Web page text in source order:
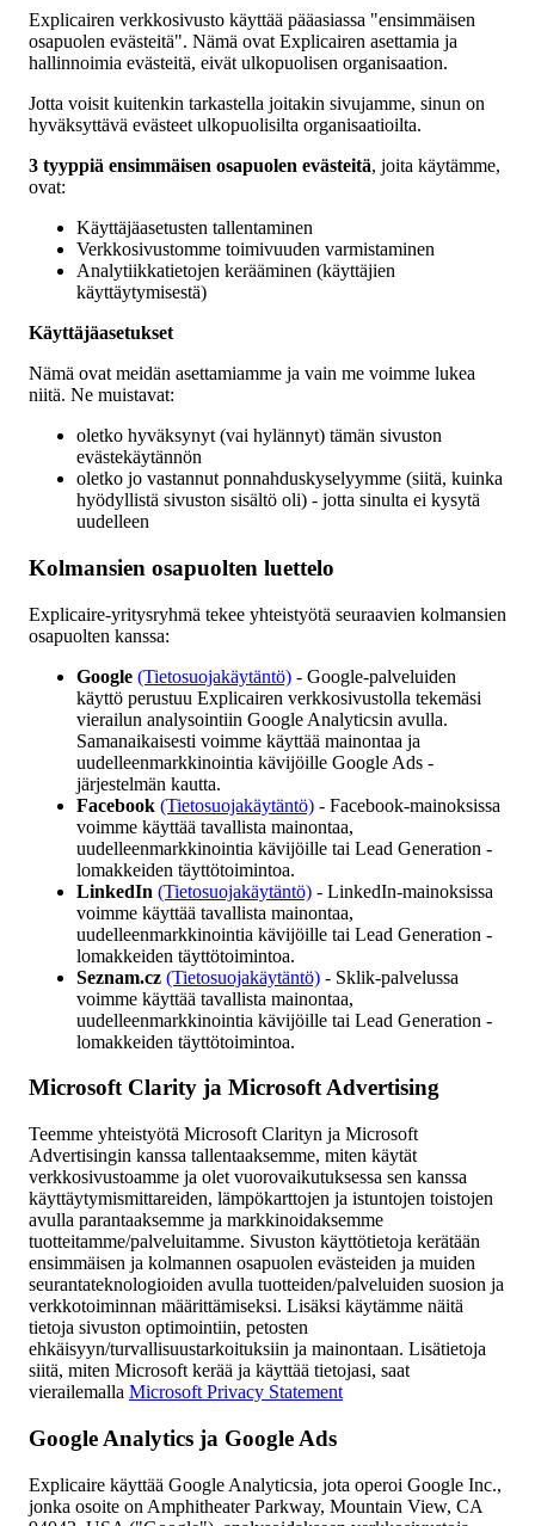
Explicairen verkkosivusto käyttää pääasiassa "ensimmäisen
osapuolen evästeitä". Nämä ovat Explicairen asettamia ja
hallinnoimia evästeitä, eivät ulkopuolisen organisaation.
Jotta voisit kuitenkin tarkastella joitakin sivujamme, sinun on
hyväksyttävä evästeet ulkopuolisilta organisaatioilta.
3 tyyppiä ensimmäisen osapuolen evästeitä, joita käytämme,
ovat:
Käyttäjäasetusten tallentaminen
Verkkosivustomme toimivuuden varmistaminen
Analytiikkatietojen kerääminen (käyttäjien
käyttäytymisestä)
Käyttäjäasetukset
Nämä ovat meidän asettamiamme ja vain me voimme lukea
niitä. Ne muistavat:
oletko hyväksynyt (vai hylännyt) tämän sivuston
evästekäytännön
oletko jo vastannut ponnahduskyselyymme (siitä, kuinka
hyödyllistä sivuston sisältö oli) - jotta sinulta ei kysytä
uudelleen
Kolmansien osapuolten luettelo
Explicaire-yritysryhmä tekee yhteistyötä seuraavien kolmansien
osapuolten kanssa:
Google (Tietosuojakäytäntö) - Google-palveluiden
käyttö perustuu Explicairen verkkosivustolla tekemäsi
vierailun analysointiin Google Analyticsin avulla.
Samanaikaisesti voimme käyttää mainontaa ja
uudelleenmarkkinointia kävijöille Google Ads -
järjestelmän kautta.
Facebook (Tietosuojakäytäntö) - Facebook-mainoksissa
voimme käyttää tavallista mainontaa,
uudelleenmarkkinointia kävijöille tai Lead Generation -
lomakkeiden täyttötoimintoa.
LinkedIn (Tietosuojakäytäntö) - LinkedIn-mainoksissa
voimme käyttää tavallista mainontaa,
uudelleenmarkkinointia kävijöille tai Lead Generation -
lomakkeiden täyttötoimintoa.
Seznam.cz (Tietosuojakäytäntö) - Sklik-palvelussa
voimme käyttää tavallista mainontaa,
uudelleenmarkkinointia kävijöille tai Lead Generation -
lomakkeiden täyttötoimintoa.
Microsoft Clarity ja Microsoft Advertising
Teemme yhteistyötä Microsoft Clarityn ja Microsoft
Advertisingin kanssa tallentaaksemme, miten käytät
verkkosivustoamme ja olet vuorovaikutuksessa sen kanssa
käyttäytymismittareiden, lämpökarttojen ja istuntojen toistojen
avulla parantaaksemme ja markkinoidaksemme
tuotteitamme/palveluitamme. Sivuston käyttötietoja kerätään
ensimmäisen ja kolmannen osapuolen evästeiden ja muiden
seurantateknologioiden avulla tuotteiden/palveluiden suosion ja
verkkotoiminnan määrittämiseksi. Lisäksi käytämme näitä
tietoja sivuston optimointiin, petosten
ehkäisyyn/turvallisuustarkoituksiin ja mainontaan. Lisätietoja
siitä, miten Microsoft kerää ja käyttää tietojasi, saat
vierailemalla Microsoft Privacy Statement
Google Analytics ja Google Ads
Explicaire käyttää Google Analyticsia, jota operoi Google Inc.,
jonka osoite on Amphitheater Parkway, Mountain View, CA